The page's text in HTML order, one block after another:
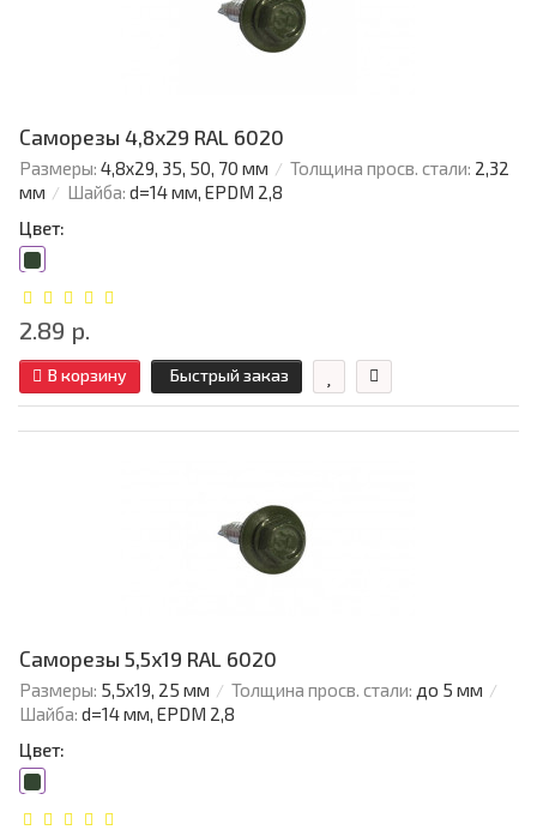
Саморезы 4,8х29 RAL 6020
Размеры: 4,8х29, 35, 50, 70 мм Толщина просв. стали: 2,32
мм
Шайба: d=14 мм, EPDM 2,8
Цвет:
2.89 р.
В корзину Быстрый заказ
Саморезы 5,5х19 RAL 6020
Размеры: 5,5х19, 25 мм Толщина просв. стали: до 5 мм
Шайба: d=14 мм, EPDM 2,8
Цвет: